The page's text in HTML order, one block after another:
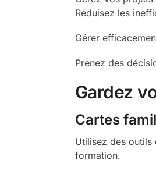
Réduisez les
Gérer
Prenez des
Gardez
Cartes
Utilisez des outils
formation.